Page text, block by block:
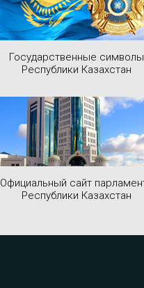
Государственные символы
Республики Казахстан
Официальный сайт
Республики Казахстан